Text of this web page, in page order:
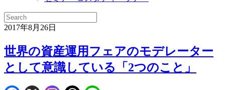
2017年8月26日
世界の資産運用フェアのモデレーター
として意識している「2つのこと」